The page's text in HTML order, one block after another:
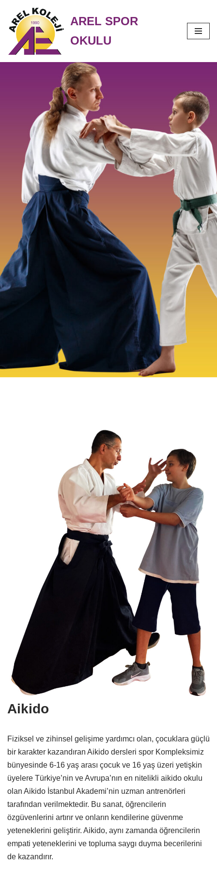
İçeriğe
geç
AREL SPOR
OKULU
Aikido
Fiziksel ve zihinsel gelişime yardımcı olan, çocuklara güçlü
bir karakter kazandıran Aikido dersleri spor Kompleksimiz
bünyesinde 6-16 yaş arası çocuk ve 16 yaş üzeri yetişkin
üyelere Türkiye’nin ve Avrupa’nın en nitelikli aikido okulu
olan Aikido İstanbul Akademi’nin uzman antrenörleri
tarafından verilmektedir. Bu sanat, öğrencilerin
özgüvenlerini artırır ve onların kendilerine güvenme
yeteneklerini geliştirir. Aikido, aynı zamanda öğrencilerin
empati yeteneklerini ve topluma saygı duyma becerilerini
de kazandırır.